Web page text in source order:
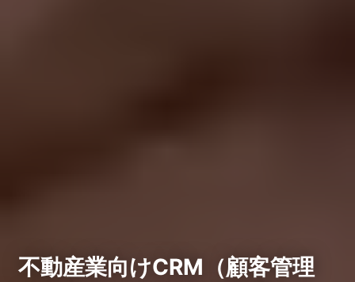
不動産業向けCRM（顧客管理